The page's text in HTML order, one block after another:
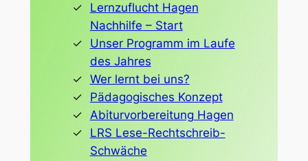
Lernzuflucht Hagen
Nachhilfe – Start
Unser Programm im Laufe
des Jahres
Wer lernt bei uns?
Pädagogisches Konzept
Abiturvorbereitung Hagen
LRS Lese-Rechtschreib-
Schwäche